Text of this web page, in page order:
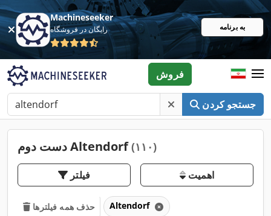
Machineseeker
رایگان در فروشگاه به برنامه
جستجو کردن
فروش
دست دوم Altendorf(۱۱۰)
فیلتر اهمیت
حذف همه فیلترها Altendorf